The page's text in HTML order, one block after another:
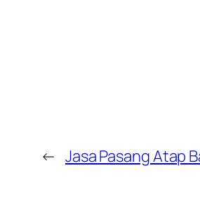
← Jasa Pasang Atap